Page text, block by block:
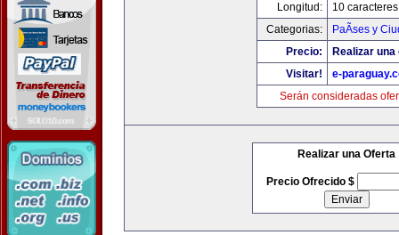
Longitud:
10 caracteres
Categorias:
PaÃ­ses y
Precio:
Realizar
Visitar!
e-
Serán consideradas
Realizar una Oferta
Precio Ofrecido $